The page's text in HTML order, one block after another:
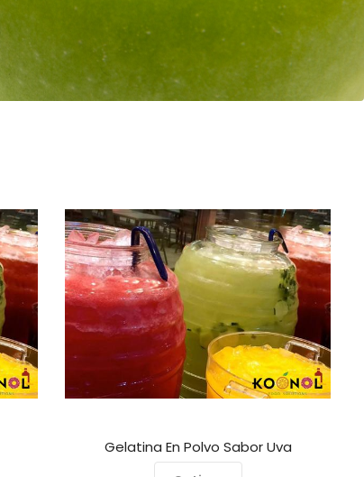
Gelatina En Polvo Sabor Uva